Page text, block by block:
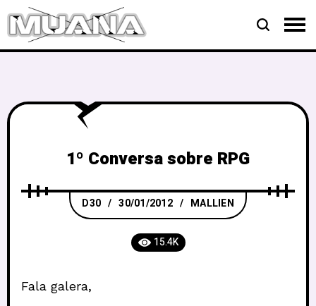
1º Conversa sobre RPG
D30 30/01/2012 MALLIEN
15.4K
Fala galera,